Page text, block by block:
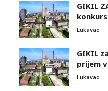
GIKIL
Lukavac
GIKIL
prijem
Lukavac